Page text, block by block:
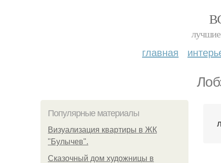
лучшие
главная
Популярные материалы
Визуализация квартиры в ЖК
"Булычев".
Сказочный дом художницы в